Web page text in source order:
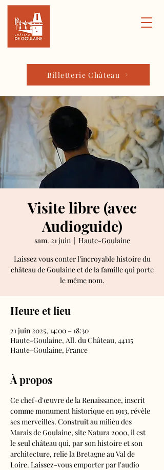
Billetterie Château
Visite libre (avec
Audioguide)
sam. 21 juin
  |
Haute-Goulaine
Laissez vous conter l’incroyable histoire du
château de Goulaine et de la famille qui porte
le même nom.
Heure et lieu
21 juin 2025, 14:00 – 18:30
Haute-Goulaine, All. du Château, 44115
Haute-Goulaine, France
À propos
Ce chef-d'œuvre de la Renaissance, inscrit
comme monument historique en 1913, révèle
ses merveilles. Construit au milieu des
Marais de Goulaine, site Natura 2000, il est
le seul château qui, par son histoire et son
architecture, relie la Bretagne au Val de
Loire. Laissez-vous emporter par l'audio